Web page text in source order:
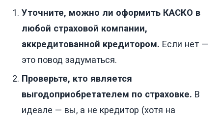
Уточните, можно ли оформить КАСКО в
любой страховой компании,
аккредитованной кредитором. Если нет —
это повод задуматься.
Проверьте, кто является
выгодоприобретателем по страховке. В
идеале — вы, а не кредитор (хотя на